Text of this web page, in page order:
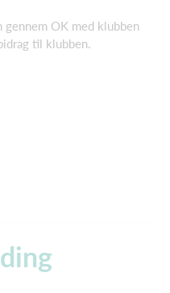
OK med klubben
til klubben.